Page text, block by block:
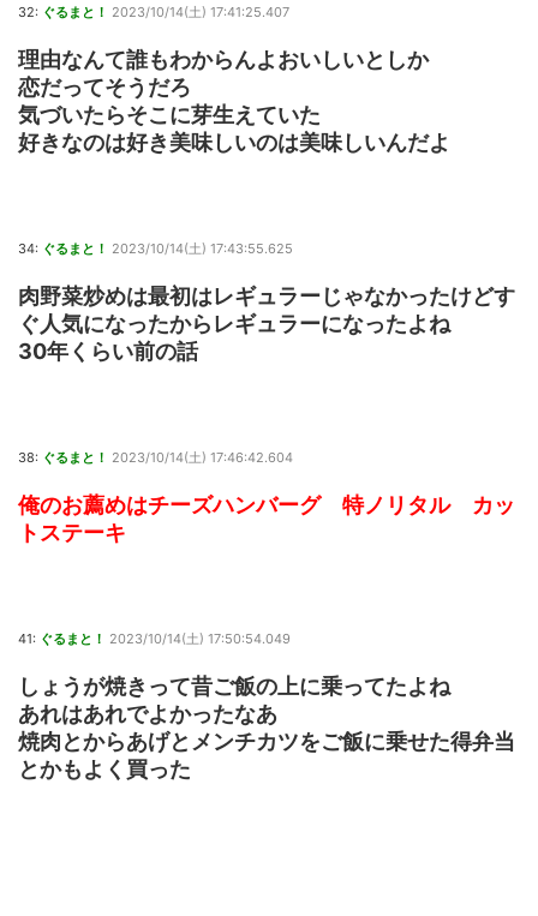
32: ぐるまと！ 2023/10/14(土) 17:41:25.407
理由なんて誰もわからんよおいしいとしか
恋だってそうだろ
気づいたらそこに芽生えていた
好きなのは好き美味しいのは美味しいんだよ
34: ぐるまと！ 2023/10/14(土) 17:43:55.625
肉野菜炒めは最初はレギュラーじゃなかったけどす
ぐ人気になったからレギュラーになったよね
30年くらい前の話
38: ぐるまと！ 2023/10/14(土) 17:46:42.604
俺のお薦めはチーズハンバーグ 特ノリタル カッ
トステーキ
41: ぐるまと！ 2023/10/14(土) 17:50:54.049
しょうが焼きって昔ご飯の上に乗ってたよね
あれはあれでよかったなあ
焼肉とからあげとメンチカツをご飯に乗せた得弁当
とかもよく買った